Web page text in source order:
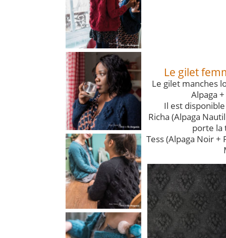
Le gilet
Le gilet manches
Alpaga
Il est
Richa (Alpaga
porte la
Tess (Alpaga Noir